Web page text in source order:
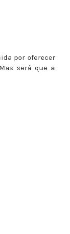
por oferecer
será que a